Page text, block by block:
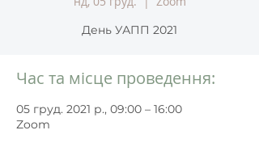
Час та місце проведення:
05 груд. 2021 р., 09:00 – 16:00
Zoom